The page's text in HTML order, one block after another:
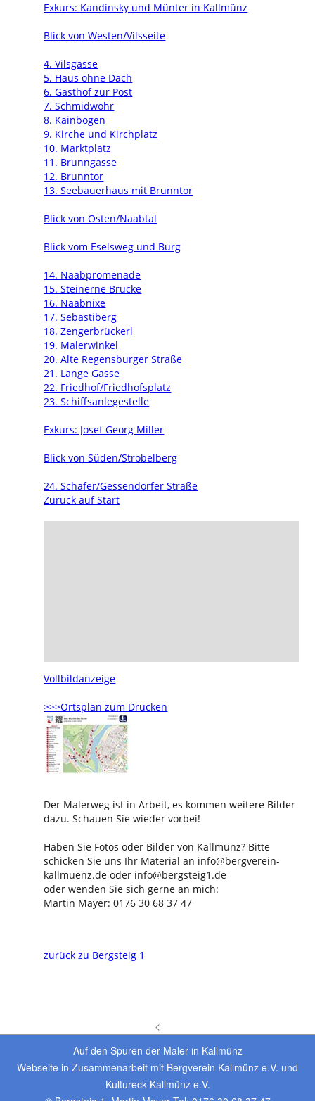
Exkurs: Kandinsky und Münter in Kallmünz
Blick von Westen/Vilsseite
4. Vilsgasse
5. Haus ohne Dach
6. Gasthof zur Post
7. Schmidwöhr
8. Kainbogen
9. Kirche und Kirchplatz
10. Marktplatz
11. Brunngasse
12. Brunntor
13. Seebauerhaus mit Brunntor
Blick von Osten/Naabtal
Blick vom Eselsweg und Burg
14. Naabpromenade
15. Steinerne Brücke
16. Naabnixe
17. Sebastiberg
18. Zengerbrückerl
19. Malerwinkel
20. Alte Regensburger Straße
21. Lange Gasse
22. Friedhof/Friedhofsplatz
23. Schiffsanlegestelle
Exkurs: Josef Georg Miller
Blick von Süden/Strobelberg
24. Schäfer/Gessendorfer Straße
Zurück auf Start
Vollbildanzeige
>>>Ortsplan zum Drucken
Der Malerweg ist in Arbeit, es kommen weitere Bilder
dazu. Schauen Sie wieder vorbei!
Haben Sie Fotos oder Bilder von Kallmünz? Bitte
schicken Sie uns Ihr Material an info@bergverein-
kallmuenz.de oder info@bergsteig1.de
oder wenden Sie sich gerne an mich:
Martin Mayer: 0176 30 68 37 47
zurück zu Bergsteig 1
<
Auf den Spuren der Maler in Kallmünz
Webseite in Zusammenarbeit mit Bergverein Kallmünz e.V. und
Kultureck Kallmünz e.V.